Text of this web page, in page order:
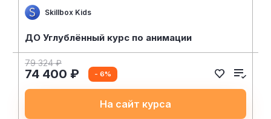
Skillbox Kids
ДО Углублённый курс по анимации
79 324 ₽
74 400 ₽ - 6%
На сайт курса